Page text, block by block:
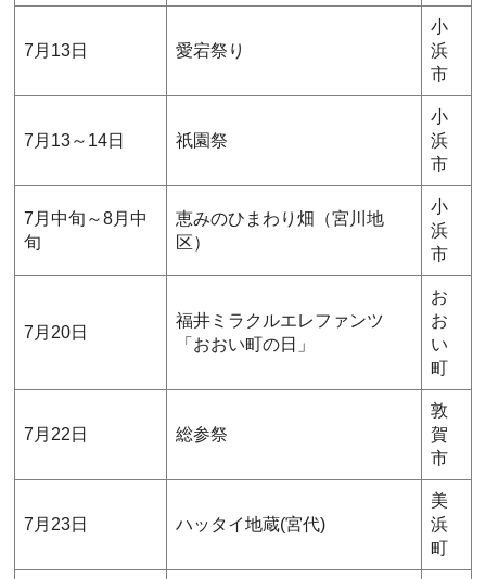
7月13日 愛宕祭り
小
浜
市
7月13～14日 祇園祭
小
浜
市
7月中旬～8月中
旬
恵みのひまわり畑（宮川地
区）
小
浜
市
7月20日
福井ミラクルエレファンツ
「おおい町の日」
お
お
い
町
7月22日 総参祭
敦
賀
市
7月23日 ハッタイ地蔵(宮代)
美
浜
町